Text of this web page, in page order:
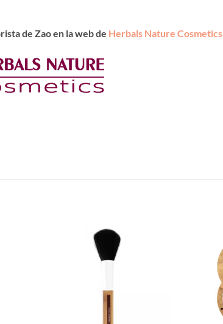
de Zao en la web de Herbals Nature Cosmetics